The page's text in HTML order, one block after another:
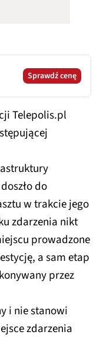
Sprawdź cenę
Telepolis.pl
do
w trakcie jego
zdarzenia nikt
prowadzone
a sam etap
przez
i nie stanowi
zdarzenia